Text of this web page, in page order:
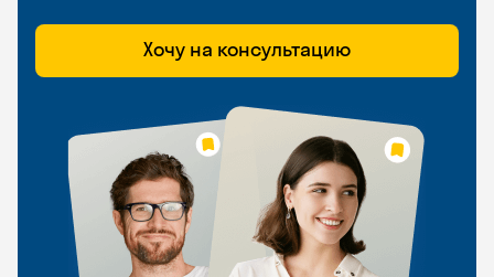
Хочу на консультацию